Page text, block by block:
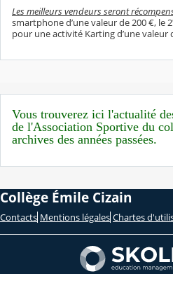
Les meilleurs vendeurs seront
smartphone d’une valeur de 200 €, le 2
pour une activité Karting d’une valeur
Vous trouverez ici l'actualité
de l'Association Sportive du
archives des années passées.
Collège Émile Cizain
Contacts Mentions légales Chartes